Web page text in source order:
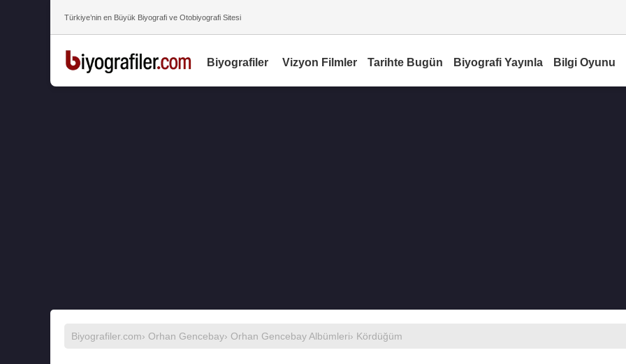
Türkiye’nin en Büyük Biyografi ve Otobiyografi Sitesi
Biyografiler Vizyon Filmler Tarihte Bugün Biyografi Yayınla Bilgi Oyunu
Biyografiler.com› Orhan Gencebay› Orhan Gencebay Albümleri› Kördüğüm